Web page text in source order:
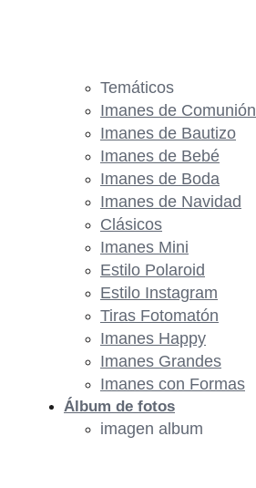
Temáticos
Imanes de Comunión
Imanes de Bautizo
Imanes de Bebé
Imanes de Boda
Imanes de Navidad
Clásicos
Imanes Mini
Estilo Polaroid
Estilo Instagram
Tiras Fotomatón
Imanes Happy
Imanes Grandes
Imanes con Formas
Álbum de fotos
imagen album